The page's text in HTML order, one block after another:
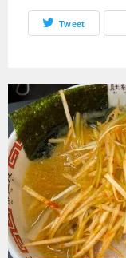
Tweet